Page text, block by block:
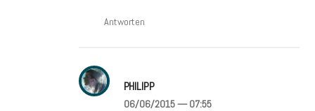
Antworten
PHILIPP
06/06/2015— 07:55